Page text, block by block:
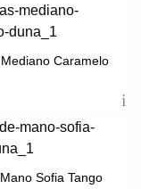
Caramelo
Sofia Tango